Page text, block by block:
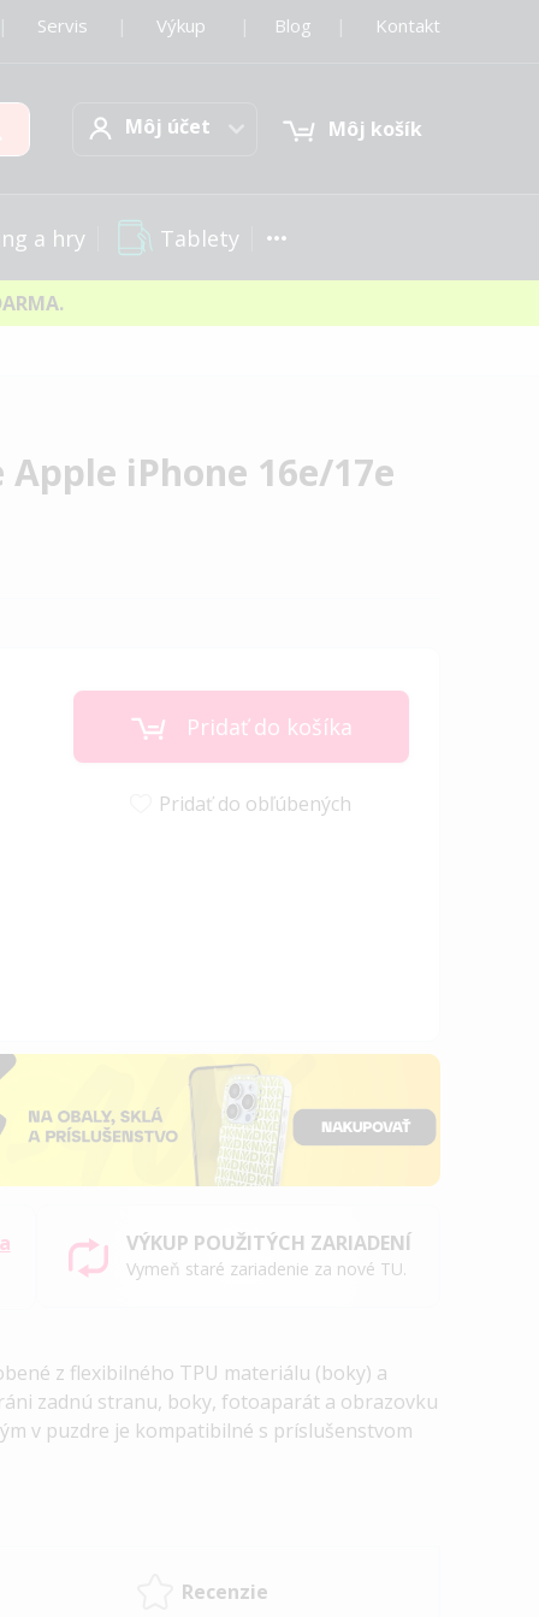
Servis Výkup Blog Kontakt
Môj účetMôj účet Môj košík
a hry Tablety
iPhone 16e/17e
Pridať do košíka
Pridať do obľúbených
VÝKUP POUŽITÝCH ZARIADENÍ
Vymeň staré zariadenie za nové TU.
z flexibilného TPU materiálu (boky) a
zadnú stranu, boky, fotoaparát a obrazovku
v puzdre je kompatibilné s príslušenstvom
Recenzie